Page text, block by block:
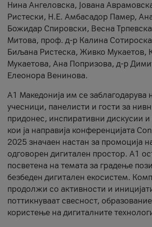
Нина Ангеловска, Јована
Ристески, Н.Е. Амбасадор Памер,
Божидар Спировски, Весна
Митова, проф. д-р Калина
Биљана Ристеска, Живко Мукаетов,
Мукаетова, Ана Попризова, д-р
Елеонора Венинова.
А1 Македонија им се заблагодарува
учесници, панелисти и гости за
придонес, инспиративни дискусии и
кои ја направија конференцијата
2025 значаен настан за промоција
одговорен дигитален простор. А1
посветена на темата за градење
безбеден дигитален екосистем.
продолжи со активности и
поттикнуваат свесност,
користење на дигиталните